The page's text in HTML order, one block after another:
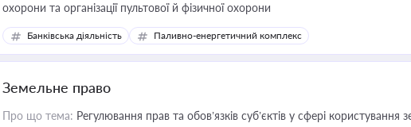
охорони та організації пультової й фізичної охорони
Банківська діяльність Паливно-енергетичний комплекс
Земельне право
Про що тема: Регулювання прав та обов’язків суб’єктів у сфері